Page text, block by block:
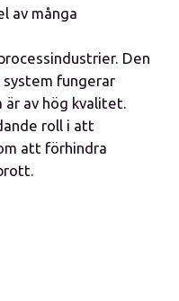
av många
Den
fungerar
av hög kvalitet.
roll i att
att förhindra